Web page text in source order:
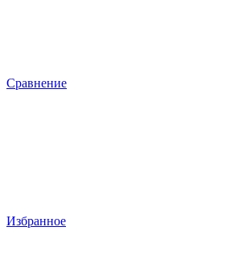
Сравнение
Избранное